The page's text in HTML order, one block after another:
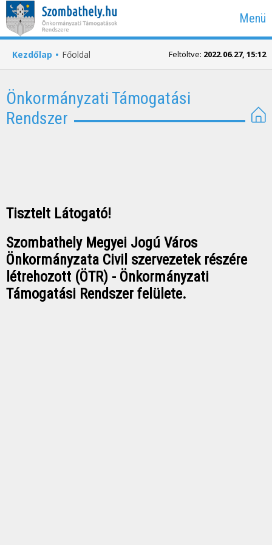
Menü
Kezdőlap Főoldal Feltöltve: 2022.06.27, 15:12
Önkormányzati Támogatási
Rendszer
Tisztelt Látogató!
Szombathely Megyei Jogú Város
Önkormányzata Civil szervezetek részére
létrehozott (ÖTR) - Önkormányzati
Támogatási Rendszer felülete.